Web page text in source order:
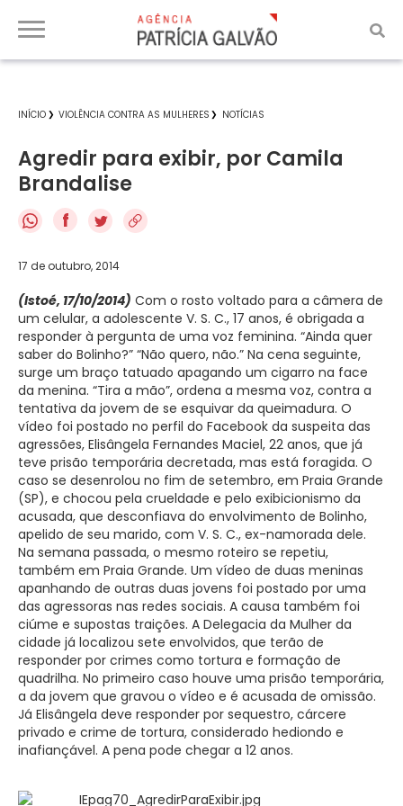
INÍCIO VIOLÊNCIA CONTRA AS MULHERES NOTÍCIAS
Agredir para exibir, por Camila
Brandalise
f
17 de outubro, 2014
(Istoé, 17/10/2014) Com o rosto voltado para a câmera de
um celular, a adolescente V. S. C., 17 anos, é obrigada a
responder à pergunta de uma voz feminina. “Ainda quer
saber do Bolinho?” “Não quero, não.” Na cena seguinte,
surge um braço tatuado apagando um cigarro na face
da menina. “Tira a mão”, ordena a mesma voz, contra a
tentativa da jovem de se esquivar da queimadura. O
vídeo foi postado no perfil do Facebook da suspeita das
agressões, Elisângela Fernandes Maciel, 22 anos, que já
teve prisão temporária decretada, mas está foragida. O
caso se desenrolou no fim de setembro, em Praia Grande
(SP), e chocou pela crueldade e pelo exibicionismo da
acusada, que desconfiava do envolvimento de Bolinho,
apelido de seu marido, com V. S. C., ex-namorada dele.
Na semana passada, o mesmo roteiro se repetiu,
também em Praia Grande. Um vídeo de duas meninas
apanhando de outras duas jovens foi postado por uma
das agressoras nas redes sociais. A causa também foi
ciúme e supostas traições. A Delegacia da Mulher da
cidade já localizou sete envolvidos, que terão de
responder por crimes como tortura e formação de
quadrilha. No primeiro caso houve uma prisão temporária,
a da jovem que gravou o vídeo e é acusada de omissão.
Já Elisângela deve responder por sequestro, cárcere
privado e crime de tortura, considerado hediondo e
inafiançável. A pena pode chegar a 12 anos.